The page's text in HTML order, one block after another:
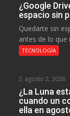
¿Google
espacio sin
Quedarte sin
antes de lo que
TECNOLOGÍA
agosto 2, 2026
¿La Luna
cuando un
ella en